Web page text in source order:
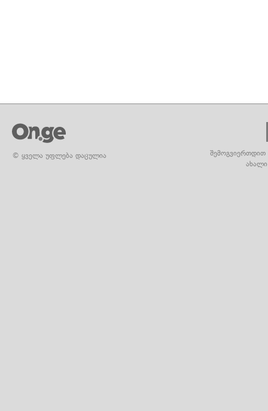
© ყველა უფლება დაცულია
შემოგვიერთდით
ახალი